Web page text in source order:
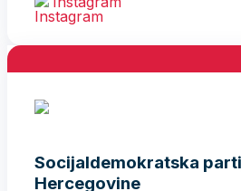
Socijaldemokratska
Hercegovine